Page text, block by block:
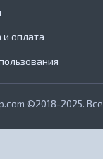
и оплата
©2018-2025.